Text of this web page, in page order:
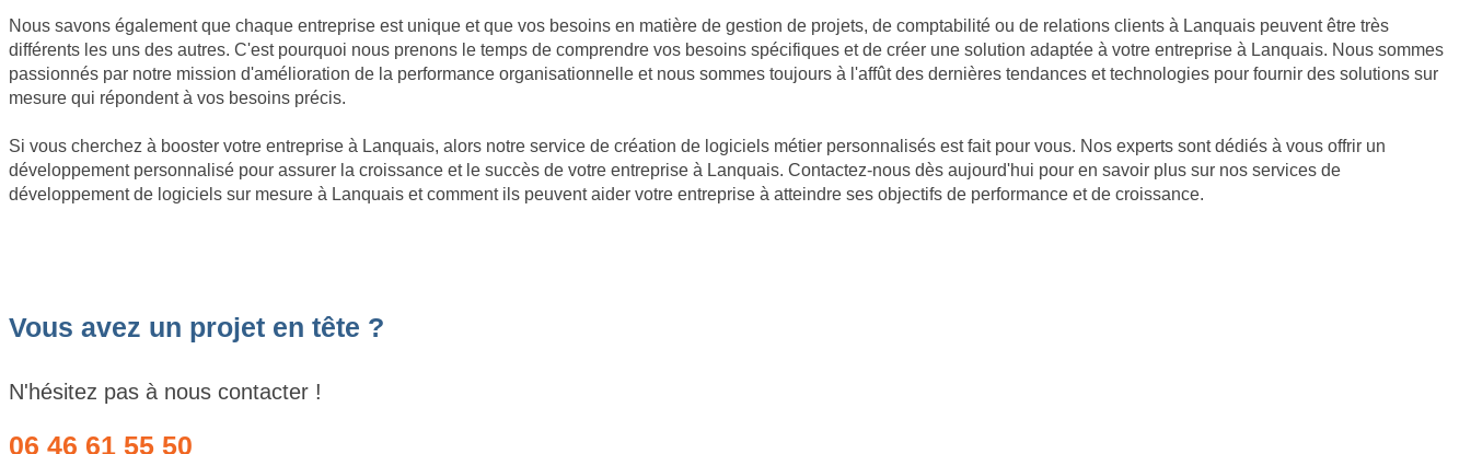
Nous savons également que chaque entreprise est unique et que vos besoins en matière de gestion de projets, de comptabilité ou de relations clients à Lanquais peuvent être très
différents les uns des autres. C'est pourquoi nous prenons le temps de comprendre vos besoins spécifiques et de créer une solution adaptée à votre entreprise à Lanquais. Nous sommes
passionnés par notre mission d'amélioration de la performance organisationnelle et nous sommes toujours à l'affût des dernières tendances et technologies pour fournir des solutions sur
mesure qui répondent à vos besoins précis.
Si vous cherchez à booster votre entreprise à Lanquais, alors notre service de création de logiciels métier personnalisés est fait pour vous. Nos experts sont dédiés à vous offrir un
développement personnalisé pour assurer la croissance et le succès de votre entreprise à Lanquais. Contactez-nous dès aujourd'hui pour en savoir plus sur nos services de
développement de logiciels sur mesure à Lanquais et comment ils peuvent aider votre entreprise à atteindre ses objectifs de performance et de croissance.
Vous avez un projet en tête ?
N'hésitez pas à nous contacter !
06 46 61 55 50